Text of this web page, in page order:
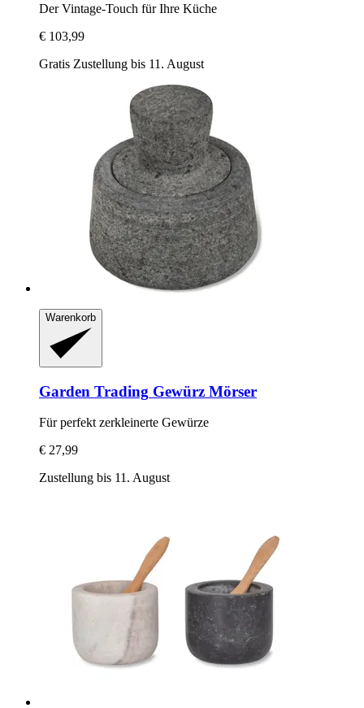
Der Vintage-​Touch für Ihre Küche
€ 103,99
Gratis Zustellung bis 11. August
Warenkorb
Garden Trading Gewürz Mörser
Für perfekt zerkleinerte Gewürze
€ 27,99
Zustellung bis 11. August